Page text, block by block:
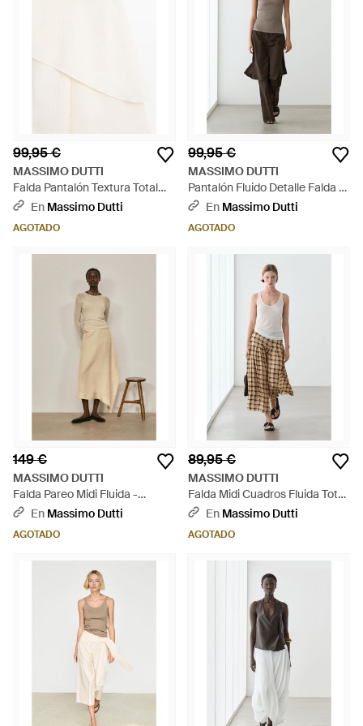
99,95 €
MASSIMO DUTTI
Falda Pantalón Textura Total
Look - Neutro
En Massimo Dutti
AGOTADO
99,95 €
MASSIMO DUTTI
Pantalón Fluido Detalle Falda -
Neutro
En Massimo Dutti
AGOTADO
149 €
MASSIMO DUTTI
Falda Pareo Midi Fluida -
Neutro
En Massimo Dutti
AGOTADO
89,95 €
MASSIMO DUTTI
Falda Midi Cuadros Fluida Total
Look - Neutro
En Massimo Dutti
AGOTADO